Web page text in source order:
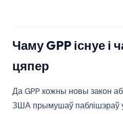
Чаму GPP існуе і
цяпер
Да GPP кожны новы закон
ЗША прымушаў паблішэраў